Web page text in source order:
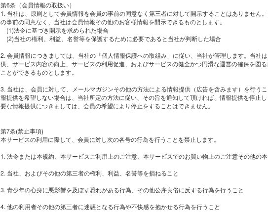
第6条（会員情報の取扱い）
1. 当社は、原則として会員情報を会員の事前の同意なく第三者に対して開示することはありません
の事前の同意なく、当社は会員情報その他のお客様情報を開示できるものとします。
(1)法令に基づき開示を求められた場合
(2)当社の権利、利益、名誉等を保護するために必要であると当社が判断した場合
2. 会員情報につきましては、当社の「個人情報保護への取組み」に従い、当社が管理します。当社
供、サービス内容の向上、サービスの利用促進、およびサービスの健全かつ円滑な運営の確保を図
ことができるものとします。
3. 当社は、会員に対して、メールマガジンその他の方法による情報提供（広告を含みます）を行う
報提供を希望しない場合は、当社所定の方法に従い、その旨を通知して頂ければ、情報提供を停止
要な情報提供につきましては、会員の希望により停止をすることはできません。
第7条(禁止事項)
本サービスの利用に際して、会員に対し次の各号の行為を行うことを禁止します。
1. 法令または本規約、本サービスご利用上のご注意、本サービスでのお買い物上のご注意その他の
2. 当社、およびその他の第三者の権利、利益、名誉等を損ねること
3. 青少年の心身に悪影響を及ぼす恐れがある行為、その他公序良俗に反する行為を行うこと
4. 他の利用者その他の第三者に迷惑となる行為や不快感を抱かせる行為を行うこと